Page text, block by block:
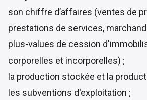
son chiffre d’affaires (ventes de
prestations de services,
plus-values de cession
corporelles et incorporelles) ;
la production stockée et la
les subventions d'exploitation ;